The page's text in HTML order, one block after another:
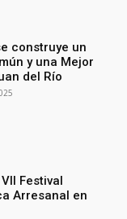
construye un
y una Mejor
del Río
Festival
Arresanal en